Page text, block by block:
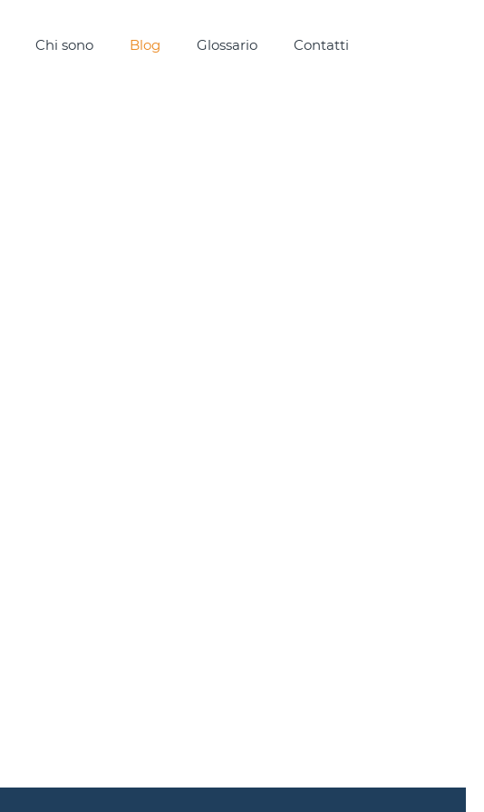
Chi sono Blog Glossario Contatti